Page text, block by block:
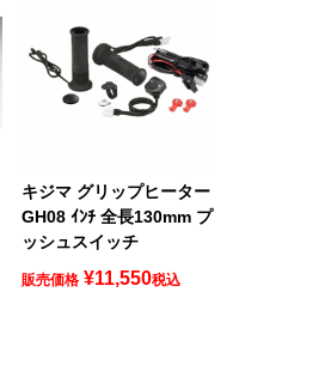
キジマ グリップヒーター
GH08 ｲﾝﾁ 全長130mm プ
ッシュスイッチ
販売価格 ¥11,550税込